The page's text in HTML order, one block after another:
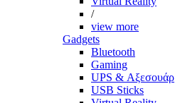
/
view more
Gadgets
Bluetooth
Gaming
UPS & Αξεσουάρ
USB Sticks